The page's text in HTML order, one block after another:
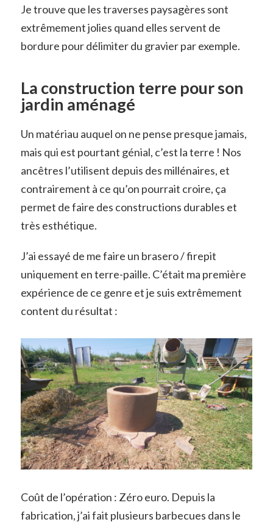
Je trouve que les traverses paysagères sont
extrêmement jolies quand elles servent de
bordure pour délimiter du gravier par exemple.
La construction terre pour son
jardin aménagé
Un matériau auquel on ne pense presque jamais,
mais qui est pourtant génial, c’est la terre ! Nos
ancêtres l’utilisent depuis des millénaires, et
contrairement à ce qu’on pourrait croire, ça
permet de faire des constructions durables et
très esthétique.
J’ai essayé de me faire un brasero / firepit
uniquement en terre-paille. C’était ma première
expérience de ce genre et je suis extrêmement
content du résultat :
Coût de l’opération : Zéro euro. Depuis la
fabrication, j’ai fait plusieurs barbecues dans le